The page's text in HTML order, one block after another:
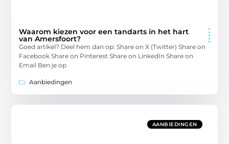
Waarom kiezen voor een tandarts in het hart
van Amersfoort?
Goed artikel? Deel hem dan op: Share on X (Twitter) Share on
Facebook Share on Pinterest Share on LinkedIn Share on
Email Ben je op
Aanbiedingen
AANBIEDINGEN